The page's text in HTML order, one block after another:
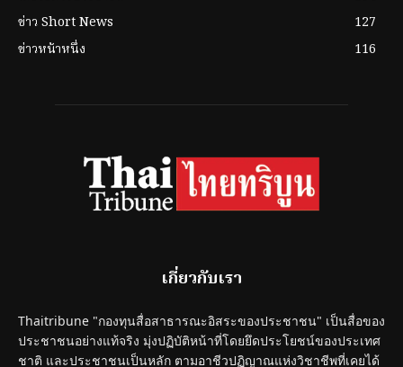
ข่าว Short News
127
ข่าวหน้าหนึ่ง
116
เกี่ยวกับเรา
Thaitribune "กองทุนสื่อสาธารณะอิสระของประชาชน" เป็นสื่อของ
ประชาชนอย่างแท้จริง มุ่งปฏิบัติหน้าที่โดยยึดประโยชน์ของประเทศ
ชาติ และประชาชนเป็นหลัก ตามอาชีวปฏิญาณแห่งวิชาชีพที่เคยได้